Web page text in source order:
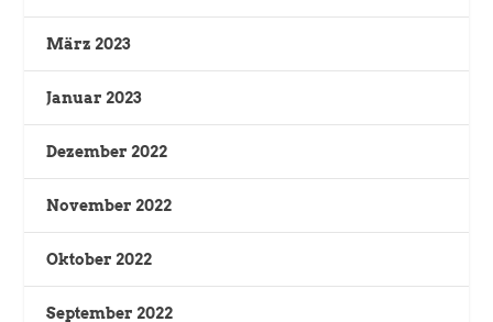
März 2023
Januar 2023
Dezember 2022
November 2022
Oktober 2022
September 2022